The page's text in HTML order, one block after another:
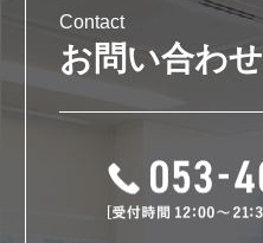
Contact
お問い合わせ